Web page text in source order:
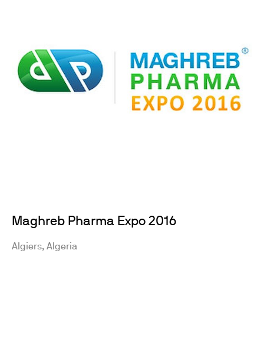
Maghreb Pharma Expo 2016
Algiers, Algeria